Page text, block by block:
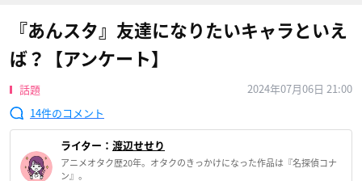
『あんスタ』友達になりたいキャラといえ
ば？【アンケート】
話題
2024年07月06日 21:00
14
ライター： 渡辺せせり
アニメオタク歴20年。オタクのきっかけになった作品は『名探偵コナ
ン』。